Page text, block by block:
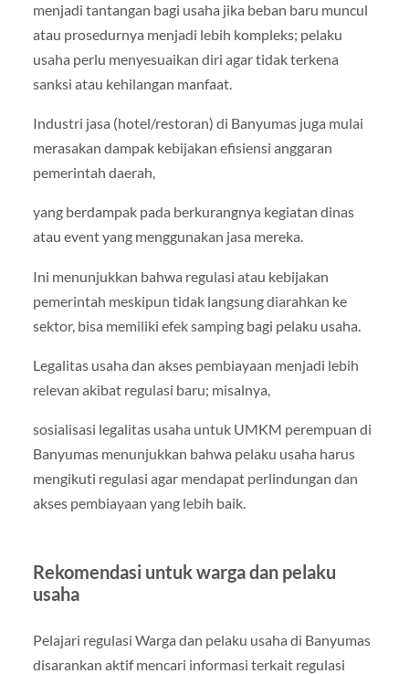
menjadi tantangan bagi usaha jika beban baru muncul
atau prosedurnya menjadi lebih kompleks; pelaku
usaha perlu menyesuaikan diri agar tidak terkena
sanksi atau kehilangan manfaat.
Industri jasa (hotel/restoran) di Banyumas juga mulai
merasakan dampak kebijakan efisiensi anggaran
pemerintah daerah,
yang berdampak pada berkurangnya kegiatan dinas
atau event yang menggunakan jasa mereka.
Ini menunjukkan bahwa regulasi atau kebijakan
pemerintah meskipun tidak langsung diarahkan ke
sektor, bisa memiliki efek samping bagi pelaku usaha.
Legalitas usaha dan akses pembiayaan menjadi lebih
relevan akibat regulasi baru; misalnya,
sosialisasi legalitas usaha untuk UMKM perempuan di
Banyumas menunjukkan bahwa pelaku usaha harus
mengikuti regulasi agar mendapat perlindungan dan
akses pembiayaan yang lebih baik.
Rekomendasi untuk warga dan pelaku
usaha
Pelajari regulasi Warga dan pelaku usaha di Banyumas
disarankan aktif mencari informasi terkait regulasi